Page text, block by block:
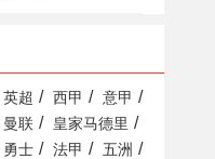
英超 / 西甲 / 意甲 /
曼联 / 皇家马德里 /
勇士 / 法甲 / 五洲 /